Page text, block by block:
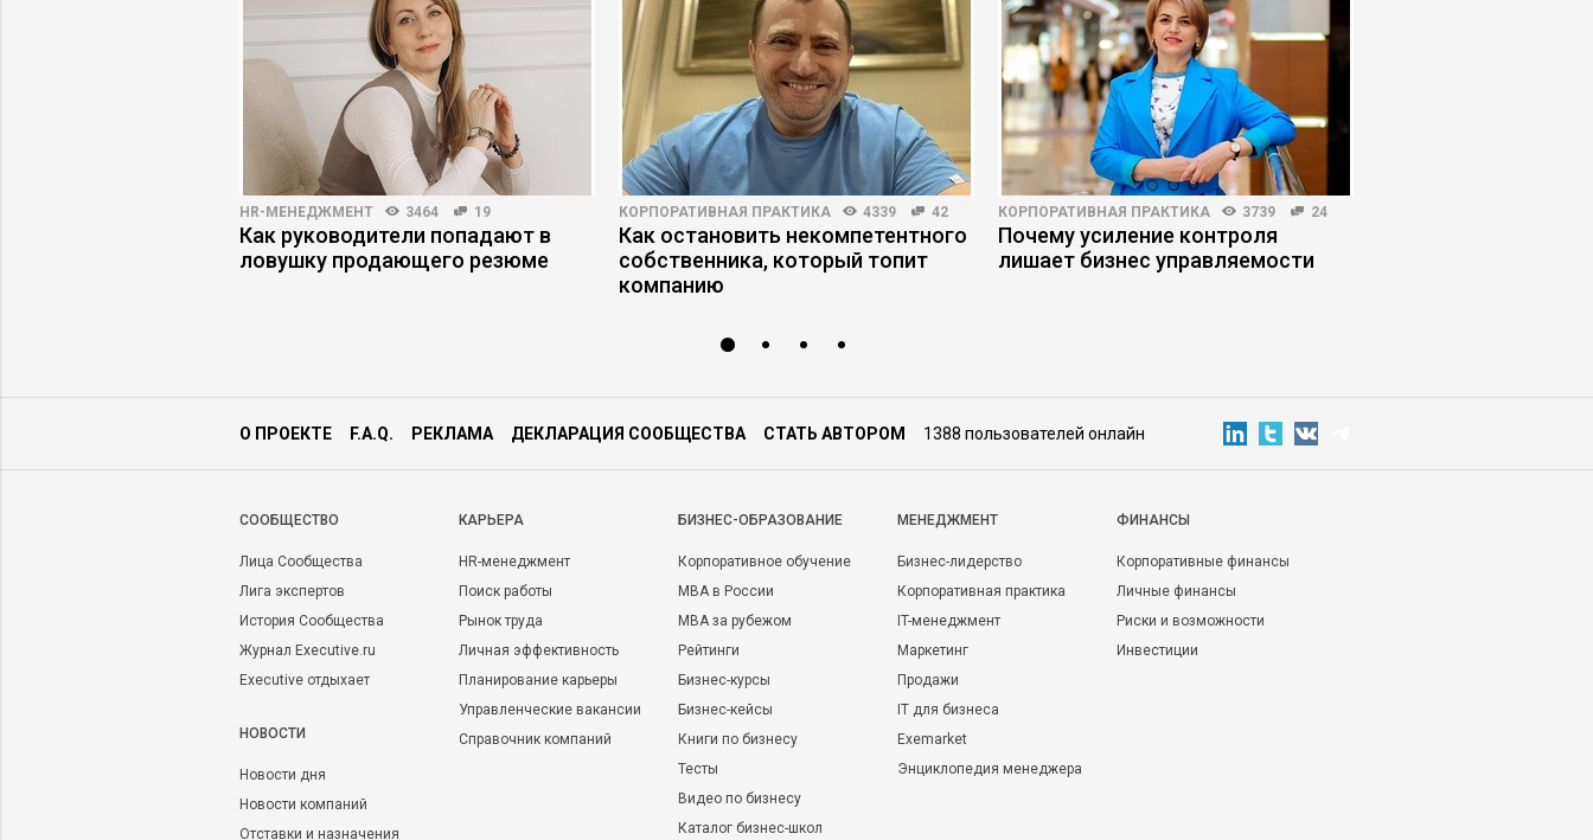
HR-МЕНЕДЖМЕНТ 3464 19
Как руководители попадают в
ловушку продающего резюме
КОРПОРАТИВНАЯ ПРАКТИКА 4339 42
Как остановить некомпетентного
собственника, который топит
компанию
КОРПОРАТИВНАЯ ПРАКТИКА 3739 24
Почему усиление контроля
лишает бизнес управляемости
О ПРОЕКТЕ F.A.Q. РЕКЛАМА ДЕКЛАРАЦИЯ СООБЩЕСТВА СТАТЬ АВТОРОМ 1388 пользователей онлайн
CООБЩЕСТВО
Лица Сообщества
Лига экспертов
История Сообщества
Журнал Executive.ru
Executive отдыхает
НОВОСТИ
Новости дня
Новости компаний
Отставки и назначения
КАРЬЕРА
HR-менеджмент
Поиск работы
Рынок труда
Личная эффективность
Планирование карьеры
Управленческие вакансии
Справочник компаний
БИЗНЕС-ОБРАЗОВАНИЕ
Корпоративное обучение
MBA в России
MBA за рубежом
Рейтинги
Бизнес-курсы
Бизнес-кейсы
Книги по бизнесу
Тесты
Видео по бизнесу
Каталог бизнес-школ
МЕНЕДЖМЕНТ
Бизнес-лидерство
Корпоративная практика
IT-менеджмент
Маркетинг
Продажи
IT для бизнеса
Exemarket
Энциклопедия менеджера
ФИНАНСЫ
Корпоративные финансы
Личные финансы
Риски и возможности
Инвестиции